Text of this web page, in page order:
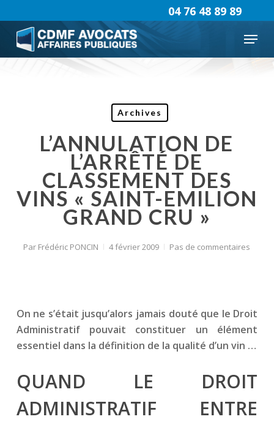
to
main
content
Menu
04 76 48 89 89
Archives
L’ANNULATION DE
L’ARRÊTÉ DE
CLASSEMENT DES
VINS « SAINT-EMILION
GRAND CRU »
Par Frédéric PONCIN 4 février 2009 Pas de commentaires
On ne s’était jusqu’alors jamais douté que le Droit
Administratif pouvait constituer un élément
essentiel dans la définition de la qualité d’un vin …
QUAND LE DROIT
ADMINISTRATIF ENTRE